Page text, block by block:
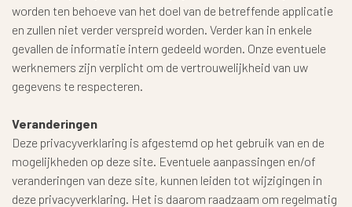
worden ten behoeve van het doel van de betreffende applicatie
en zullen niet verder verspreid worden. Verder kan in enkele
gevallen de informatie intern gedeeld worden. Onze eventuele
werknemers zijn verplicht om de vertrouwelijkheid van uw
gegevens te respecteren.
Veranderingen
Deze privacyverklaring is afgestemd op het gebruik van en de
mogelijkheden op deze site. Eventuele aanpassingen en/of
veranderingen van deze site, kunnen leiden tot wijzigingen in
deze privacyverklaring. Het is daarom raadzaam om regelmatig